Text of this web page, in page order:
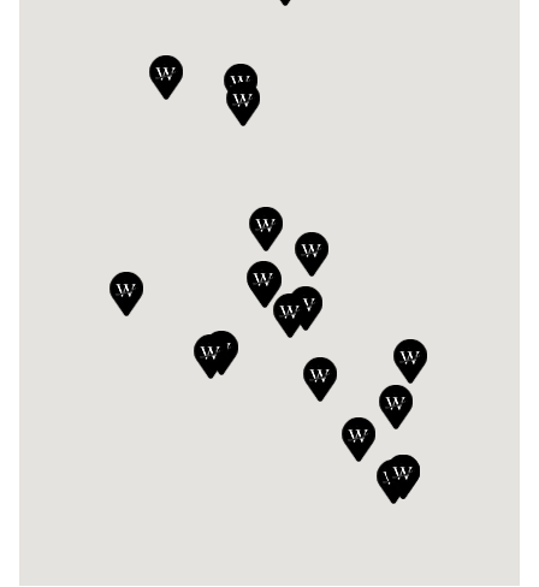
DE WILLERMIN AUBENAS
5 Rue de la Garenche, 07200, Aubenas
Voir la concession
DE WILLERMIN AVIGNON
162A Avenue Pierre Semard, 84000, Avignon